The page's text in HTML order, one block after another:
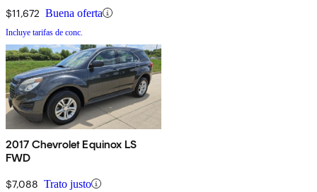
$11,672 Buena oferta
Incluye tarifas de conc.
2017 Chevrolet Equinox LS
FWD
$7,088 Trato justo